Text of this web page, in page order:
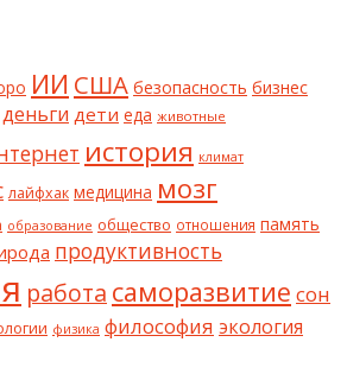
ИИ США безопасность бизнес
деньги дети еда животные
история климат
лайфхак медицина мозг
образование общество отношения память
продуктивность
работа саморазвитие сон
физика философия экология